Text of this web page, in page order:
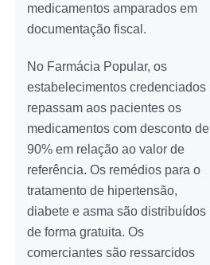
medicamentos amparados em
documentação fiscal.
No Farmácia Popular, os
estabelecimentos credenciados
repassam aos pacientes os
medicamentos com desconto de
90% em relação ao valor de
referência. Os remédios para o
tratamento de hipertensão,
diabete e asma são distribuídos
de forma gratuita. Os
comerciantes são ressarcidos